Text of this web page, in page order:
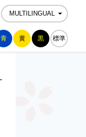
MULTILINGUAL
青 黄 黒 標準